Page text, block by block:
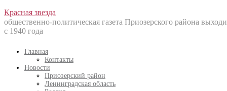
Перейти
к
содержанию
Красная звезда
общественно-политическая газета Приозерского района
с 1940 года
Главная
Контакты
Новости
Приозерский район
Ленинградская область